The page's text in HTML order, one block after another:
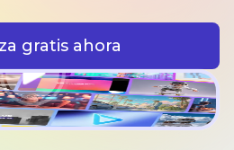
gratis ahora